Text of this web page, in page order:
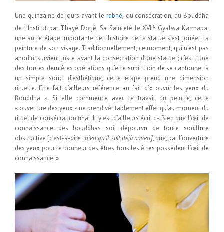
Une quinzaine de jours avant le rabné, ou consécration, du Bouddha
de l’Institut par Thayé Dorjé, Sa Sainteté le XVIIe Gyalwa Karmapa,
une autre étape importante de l’histoire de la statue s’est jouée : la
peinture de son visage. Traditionnellement, ce moment, qui n’est pas
anodin, survient juste avant la consécration d’une statue ; c’est l’une
des toutes dernières opérations qu’elle subit. Loin de se cantonner à
un simple souci d’esthétique, cette étape prend une dimension
rituelle. Elle fait d’ailleurs référence au fait d’« ouvrir les yeux du
Bouddha ». Si elle commence avec le travail du peintre, cette
« ouverture des yeux » ne prend véritablement effet qu’au moment du
rituel de consécration final. Il y est d’ailleurs écrit : « Bien que l’œil de
connaissance des bouddhas soit dépourvu de toute souillure
obstructive [c’est-à-dire :bien qu’il soit déjà ouvert], que, par l’ouverture
des yeux pour le bonheur des êtres, tous les êtres possèdent l’œil de
connaissance. »